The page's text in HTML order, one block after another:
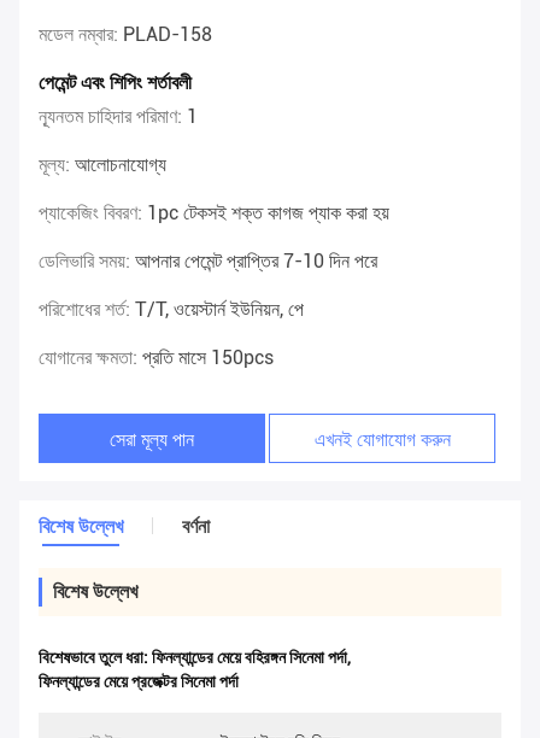
মডেল নম্বার: PLAD-158
পেমেন্ট এবং শিপিং শর্তাবলী
ন্যূনতম চাহিদার পরিমাণ: 1
মূল্য: আলোচনাযোগ্য
প্যাকেজিং বিবরণ: 1pc টেকসই শক্ত কাগজ প্যাক করা হয়
ডেলিভারি সময়: আপনার পেমেন্ট প্রাপ্তির 7-10 দিন পরে
পরিশোধের শর্ত: T/T, ওয়েস্টার্ন ইউনিয়ন, পে
যোগানের ক্ষমতা: প্রতি মাসে 150pcs
সেরা মূল্য পান এখনই যোগাযোগ করুন
বিশেষ উল্লেখ বর্ণনা
বিশেষ উল্লেখ
বিশেষভাবে তুলে ধরা: ফিনল্যান্ডের মেয়ে বহিরঙ্গন সিনেমা পর্দা,
ফিনল্যান্ডের মেয়ে প্রজেক্টর সিনেমা পর্দা